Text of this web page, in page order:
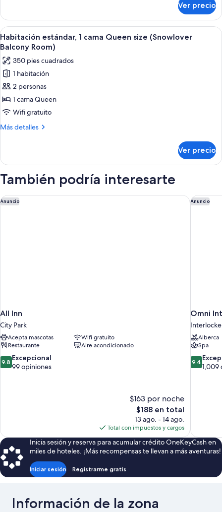
(Forget-
Me-
Not
Room)
estándar,
cama
Queen
(Forget-
Me-
Not
Room)
Ver precio
Abrir
todas
las
fotos
de
Habitación
estándar,
1
cama
(Snowlover
Balcony
Room)
Un dormitorio con un mural con
4
Habitación estándar, 1 cama Queen size (Snowlover
Balcony Room)
350 pies cuadrados
1 habitación
2 personas
1 cama Queen
Wifi gratuito
Más detalles
Más
estándar,
cama
size
(Snowlover
Ver precio
También podría interesarte
Anuncio
All Inn
City Park
Acepta mascotas
Wifi gratuito
Restaurante
Aire acondicionado
9.8
de
9.8 Excepcional
99 opiniones
$163 por noche
El
precio
actual
es
de
$188
$188 en total
13 ago. - 14 ago.
Total con impuestos y cargos
All Inn Anuncio
Omni
Alberca
Spa
9.4
de
9.4
1,009
Omni
Inicia sesión y reserva para acumular crédito OneKeyCash en
miles de hoteles. ¡Más recompensas te llevan a más aventuras!
Iniciar sesión Registrarme gratis
Información de la zona